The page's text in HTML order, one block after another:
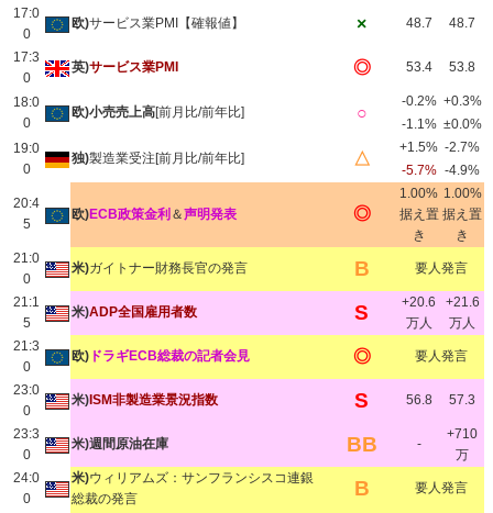
17:0
0
欧)サービス業PMI【確報値】 × 48.7 48.7
17:3
0
英)サービス業PMI ◎ 53.4 53.8
18:0
0
欧)小売売上高[前月比/前年比] ○
-0.2% +0.3%
-1.1% ±0.0%
19:0
0
独)製造業受注[前月比/前年比] △
+1.5% -2.7%
-5.7% -4.9%
20:4
5
欧)ECB政策金利 ＆声明発表 ◎
1.00%
据え置
き
1.00%
据え置
き
21:0
0
米)ガイトナー財務長官の発言 B 要人発言
21:1
5
米)ADP全国雇用者数 S
+20.6
万人
+21.6
万人
21:3
0
欧) ドラギECB総裁の記者会見 ◎ 要人発言
23:0
0
米) ISM非製造業景況指数 S 56.8 57.3
23:3
0
米)週間原油在庫 BB -
+710
万
24:0
0
米)ウィリアムズ：サンフランシスコ連銀
総裁の発言
B 要人発言